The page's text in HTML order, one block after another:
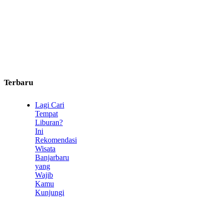
Terbaru
Lagi Cari
Tempat
Liburan?
Ini
Rekomendasi
Wisata
Banjarbaru
yang
Wajib
Kamu
Kunjungi